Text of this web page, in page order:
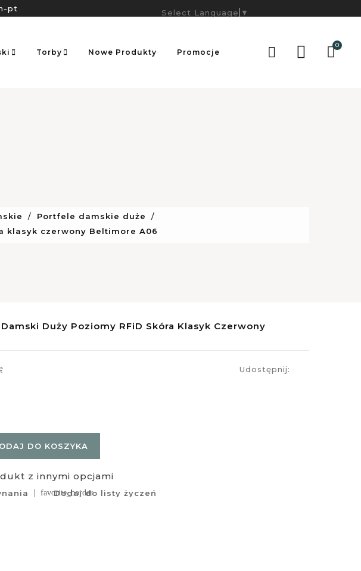
pt
0

Torby Nowe Produkty Promocje
Select Language ▼
Portfele damskie duże
klasyk czerwony Beltimore A06
Duży Poziomy RFiD Skóra Klasyk Czerwony
Udostępnij:
DO KOSZYKA
z innymi opcjami
favorite_border
Dodaj do listy życzeń